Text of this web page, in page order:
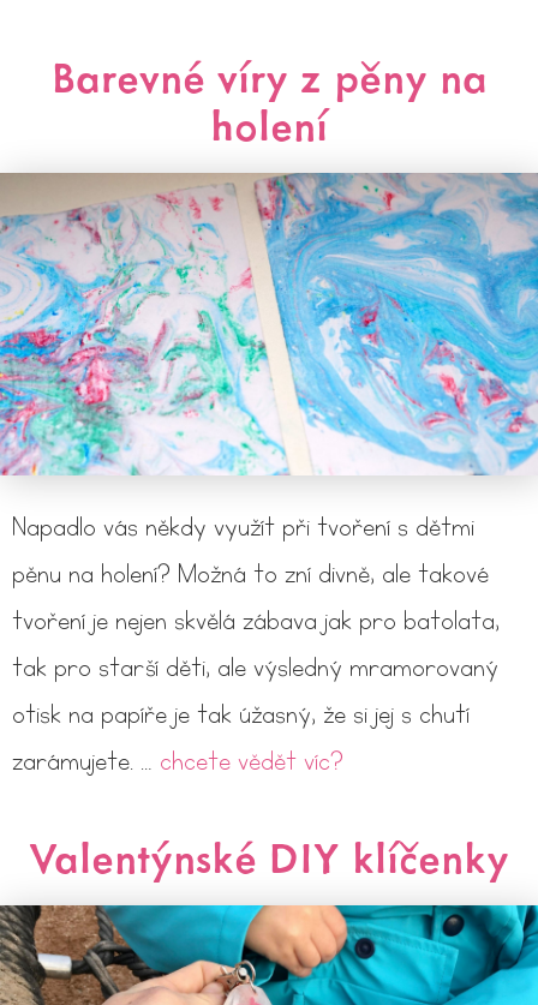
Barevné víry z pěny na
holení
Napadlo vás někdy využít při tvoření s dětmi
pěnu na holení? Možná to zní divně, ale takové
tvoření je nejen skvělá zábava jak pro batolata,
tak pro starší děti, ale výsledný mramorovaný
otisk na papíře je tak úžasný, že si jej s chutí
zarámujete. … chcete vědět víc?
Valentýnské DIY klíčenky